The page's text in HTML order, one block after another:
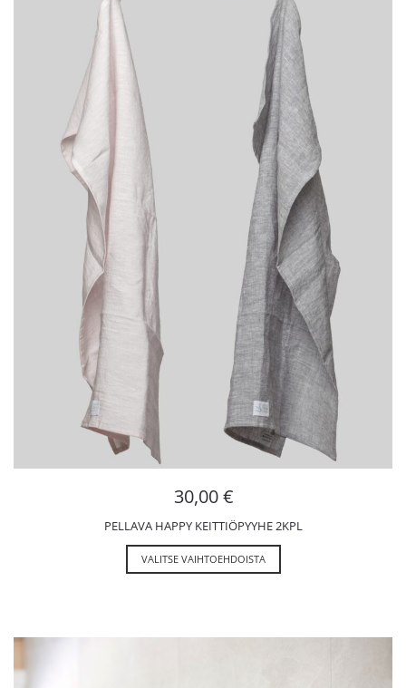
30,00€
PELLAVA HAPPY KEITTIÖPYYHE 2KPL
VALITSE VAIHTOEHDOISTA